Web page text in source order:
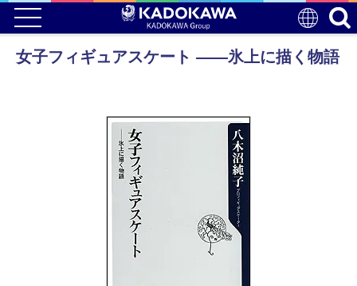
女子フィギュアスケート ――氷上に描く物語